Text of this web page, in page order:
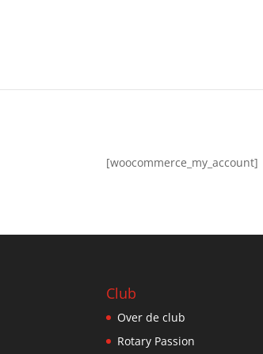
[woocommerce_my_account]
Club
Over de club
Rotary Passion